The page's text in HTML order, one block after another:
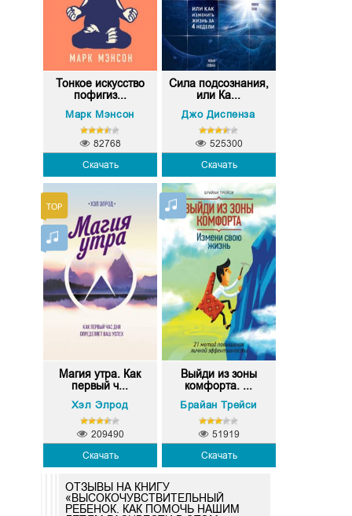
Тонкое искусство
пофигиз...
Марк Мэнсон
Скачать
82768
Сила подсознания,
или Ка...
Джо Диспенза
Скачать
525300
Магия утра. Как
первый ч...
Хэл Элрод
Скачать
209490
Выйди из зоны
комфорта. ...
Брайан Трейси
Скачать
51919
ОТЗЫВЫ НА КНИГУ
«ВЫСОКОЧУВСТВИТЕЛЬНЫЙ
РЕБЕНОК. КАК ПОМОЧЬ НАШИМ